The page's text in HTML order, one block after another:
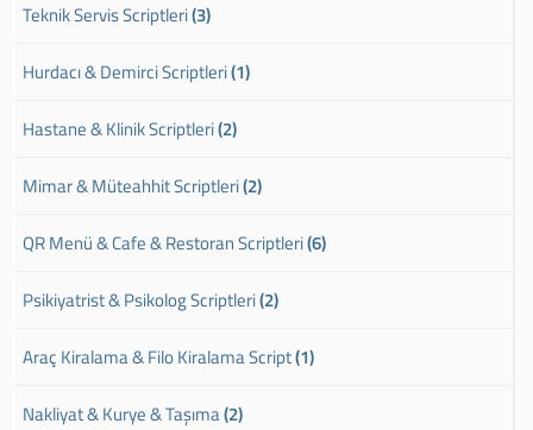
Teknik Servis Scriptleri(3)
Hurdacı & Demirci Scriptleri(1)
Hastane & Klinik Scriptleri(2)
Mimar & Müteahhit Scriptleri(2)
QR Menü & Cafe & Restoran Scriptleri(6)
Psikiyatrist & Psikolog Scriptleri(2)
Araç Kiralama & Filo Kiralama Script(1)
Nakliyat & Kurye & Taşıma(2)